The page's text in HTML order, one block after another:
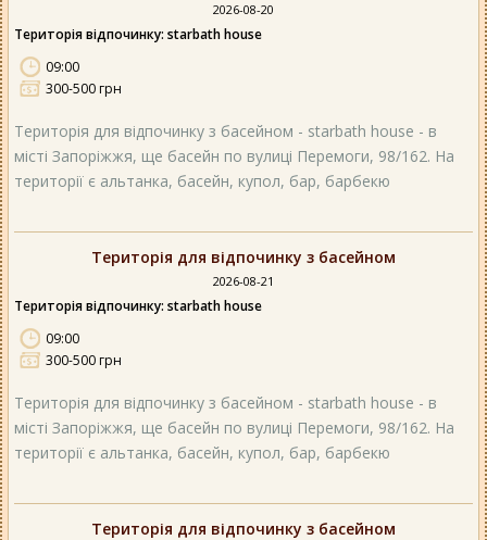
2026-08-20
Територія відпочинку: starbath house
09:00
300-500 грн
Територія для відпочинку з басейном - starbath house - в
місті Запоріжжя, ще басейн по вулиці Перемоги, 98/162. На
території є альтанка, басейн, купол, бар, барбекю
Територія для відпочинку з басейном
2026-08-21
Територія відпочинку: starbath house
09:00
300-500 грн
Територія для відпочинку з басейном - starbath house - в
місті Запоріжжя, ще басейн по вулиці Перемоги, 98/162. На
території є альтанка, басейн, купол, бар, барбекю
Територія для відпочинку з басейном